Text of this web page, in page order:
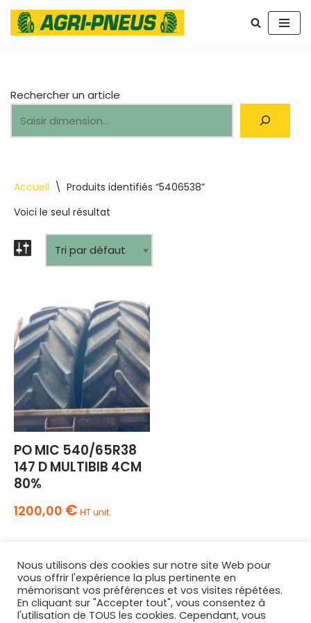
Aller
Accueil \ Produits identifiés “5406538”
Voici le seul résultat
PO MIC 540/65R38
147 D MULTIBIB 4CM
80%
1200,00 € HT unit.
Rechercher un article
Nous utilisons des cookies sur notre site Web pour
vous offrir l'expérience la plus pertinente en
mémorisant vos préférences et vos visites répétées.
En cliquant sur "Accepter tout", vous consentez à
l'utilisation de TOUS les cookies. Cependant, vous